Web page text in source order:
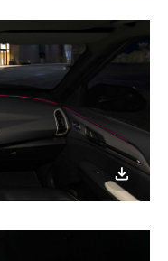
이미지
다운로드